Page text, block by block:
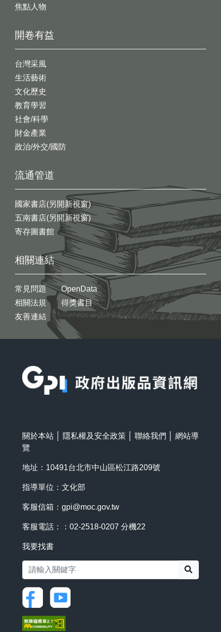
開卷有益
台灣采風
生活藝術
文化歷史
教育學習
社會/科學
財金產業
政治/外交/國防
焦點人物
流通管道
國家書店(另開新視窗)
五南書店(另開新視窗)
寄存圖書館
相關連結
常見問題
相關法規
友善連結
OpenData
得獎書目
關於本站 隱私權及安全政策 聯絡我們
網站導
覽
地址：10491台北市中山區松江路209號
指導單位：文化部
客服信箱： gpi@moc.gov.tw
客服電話：：02-2518-0207 分機22
我要找書